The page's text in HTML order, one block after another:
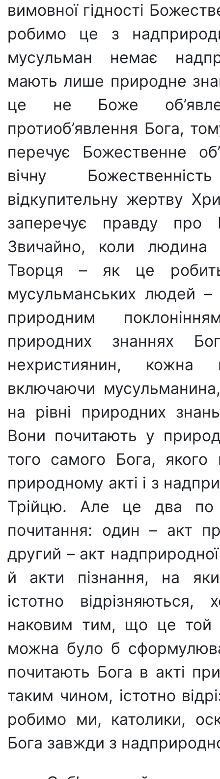
вимовної гідності
робимо це з
мусуль­ман немає
мають лише природне
це не Боже
протиоб’явлен­ня Бога,
перечує Божественне
вічну
відкупительну жер­тву
запере­чує правду про
Звичайно, коли
Творця – як це робить
мусульманських людей
при­родним
природних знаннях
нехристиянин, кожна
включаючи
на рівні природних
Вони почитають у
того само­го Бога,
природному акті і з
Трійцю. Але це два по
почитання: один – акт
другий – акт
й акти пізнання, на
істотно
наковим тим, що це той
можна було б
почитають Бога в акті
таким чином, істотно
робимо ми, католи­ки,
Бога завжди з